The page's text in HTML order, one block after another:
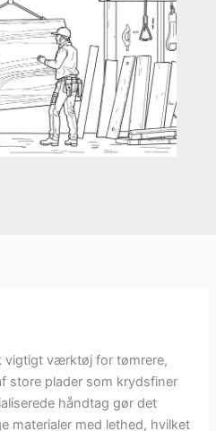
vigtigt værktøj for tømrere,
store plader som krydsfiner
håndtag gør det
materialer med lethed, hvilket